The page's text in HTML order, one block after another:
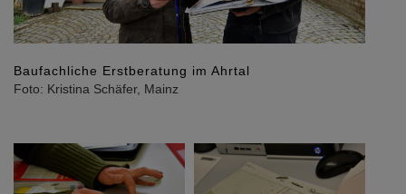
Die bautechnische Vor-Ort-Beratung ist für alle
Betroffenen kostenlos.